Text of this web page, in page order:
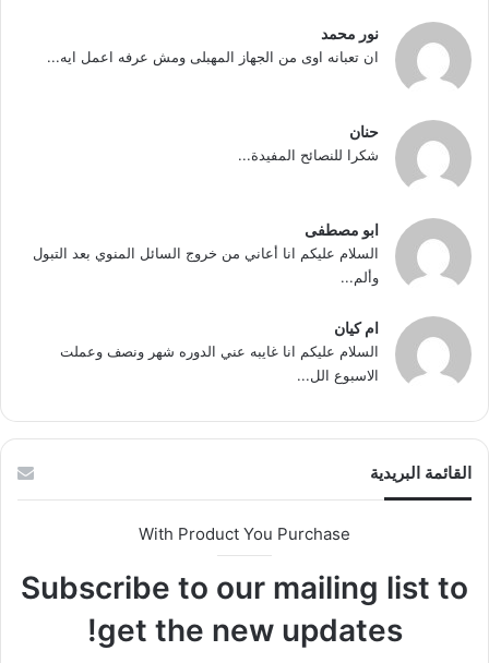
نور محمد
ان تعبانه اوى من الجهاز المهبلى ومش عرفه اعمل ايه...
حنان
شكرا للنصائح المفيدة...
ابو مصطفى
السلام عليكم انا أعاني من خروج السائل المنوي بعد التبول
وألم...
ام كيان
السلام عليكم انا غايبه عني الدوره شهر ونصف وعملت
الاسبوع الل...
القائمة البريدية
With Product You Purchase
Subscribe to our mailing list to
get the new updates!